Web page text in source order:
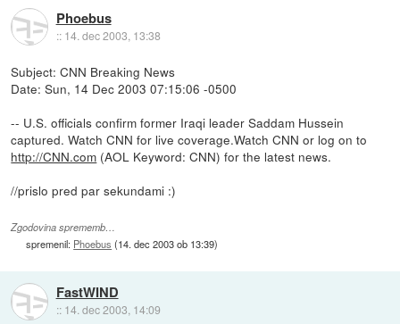
Phoebus
:: 14. dec 2003, 13:38
Subject: CNN Breaking News
Date: Sun, 14 Dec 2003 07:15:06 -0500
-- U.S. officials confirm former Iraqi leader Saddam Hussein
captured. Watch CNN for live coverage.Watch CNN or log on to
http://CNN.com (AOL Keyword: CNN) for the latest news.
//prislo pred par sekundami :)
Zgodovina sprememb…
spremenil: Phoebus (14. dec 2003 ob 13:39)
FastWIND
:: 14. dec 2003, 14:09